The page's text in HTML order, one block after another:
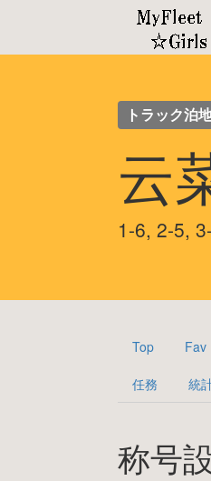
トラック泊
云
1-6, 2-5,
Top Fav
任務 統
称号